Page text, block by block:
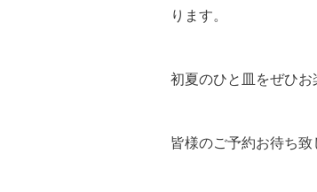
ります。
初夏のひと皿をぜひお
皆様のご予約お待ち